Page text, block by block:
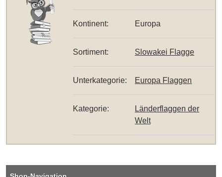
Kontinent: Europa
Sortiment: Slowakei Flagge
Unterkategorie: Europa Flaggen
Kategorie:
Länderflaggen der
Welt